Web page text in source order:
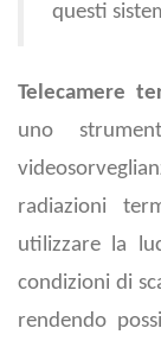
questi
Telecamere
uno
radiazioni
utilizzare la
condizioni di
rendendo